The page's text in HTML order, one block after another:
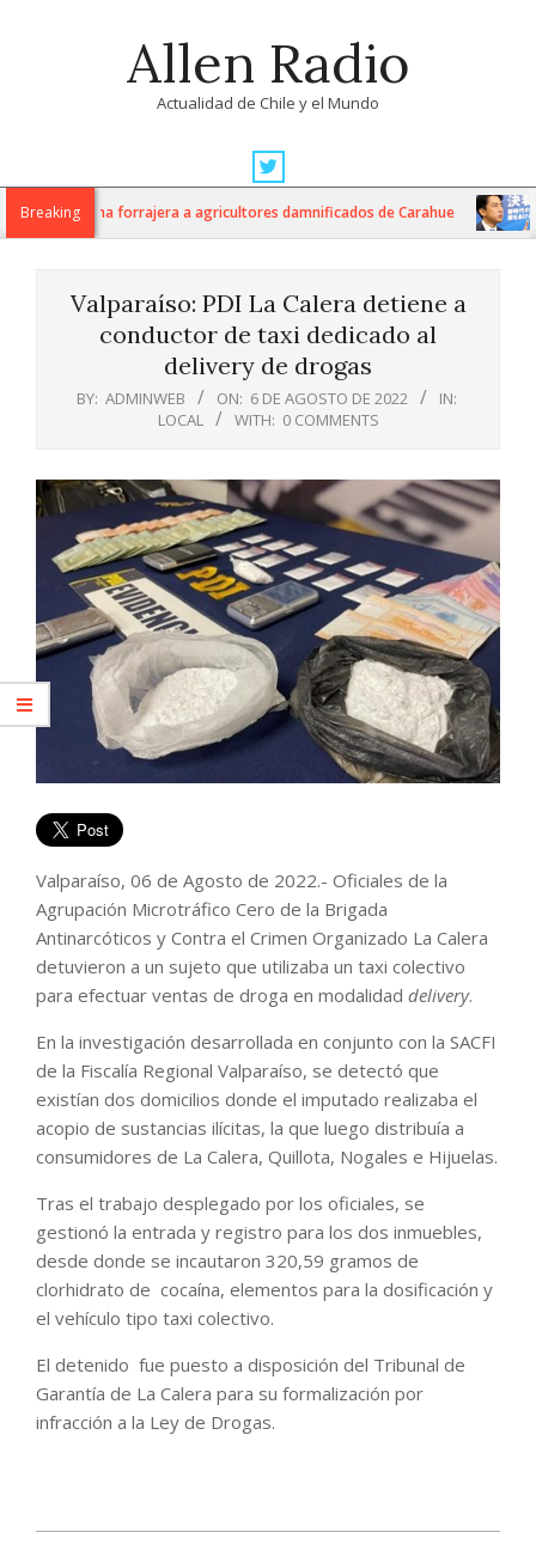
Allen Radio
Actualidad de Chile y el Mundo
Navigation
MenuBreaking
de avena forrajera a agricultores damnificados de Carahue
Valparaíso: PDI La Calera detiene a
conductor de taxi dedicado al
delivery de drogas
BY: ADMINWEB ON: 6 DE AGOSTO DE 2022
IN:
LOCAL
WITH: 0 COMMENTS
Valparaíso, 06 de Agosto de 2022.- Oficiales de la
Agrupación Microtráfico Cero de la Brigada
Antinarcóticos y Contra el Crimen Organizado La Calera
detuvieron a un sujeto que utilizaba un taxi colectivo
para efectuar ventas de droga en modalidad delivery.
En la investigación desarrollada en conjunto con la SACFI
de la Fiscalía Regional Valparaíso, se detectó que
existían dos domicilios donde el imputado realizaba el
acopio de sustancias ilícitas, la que luego distribuía a
consumidores de La Calera, Quillota, Nogales e Hijuelas.
Tras el trabajo desplegado por los oficiales, se
gestionó la entrada y registro para los dos inmuebles,
desde donde se incautaron 320,59 gramos de
clorhidrato de cocaína, elementos para la dosificación y
el vehículo tipo taxi colectivo.
El detenido fue puesto a disposición del Tribunal de
Garantía de La Calera para su formalización por
infracción a la Ley de Drogas.